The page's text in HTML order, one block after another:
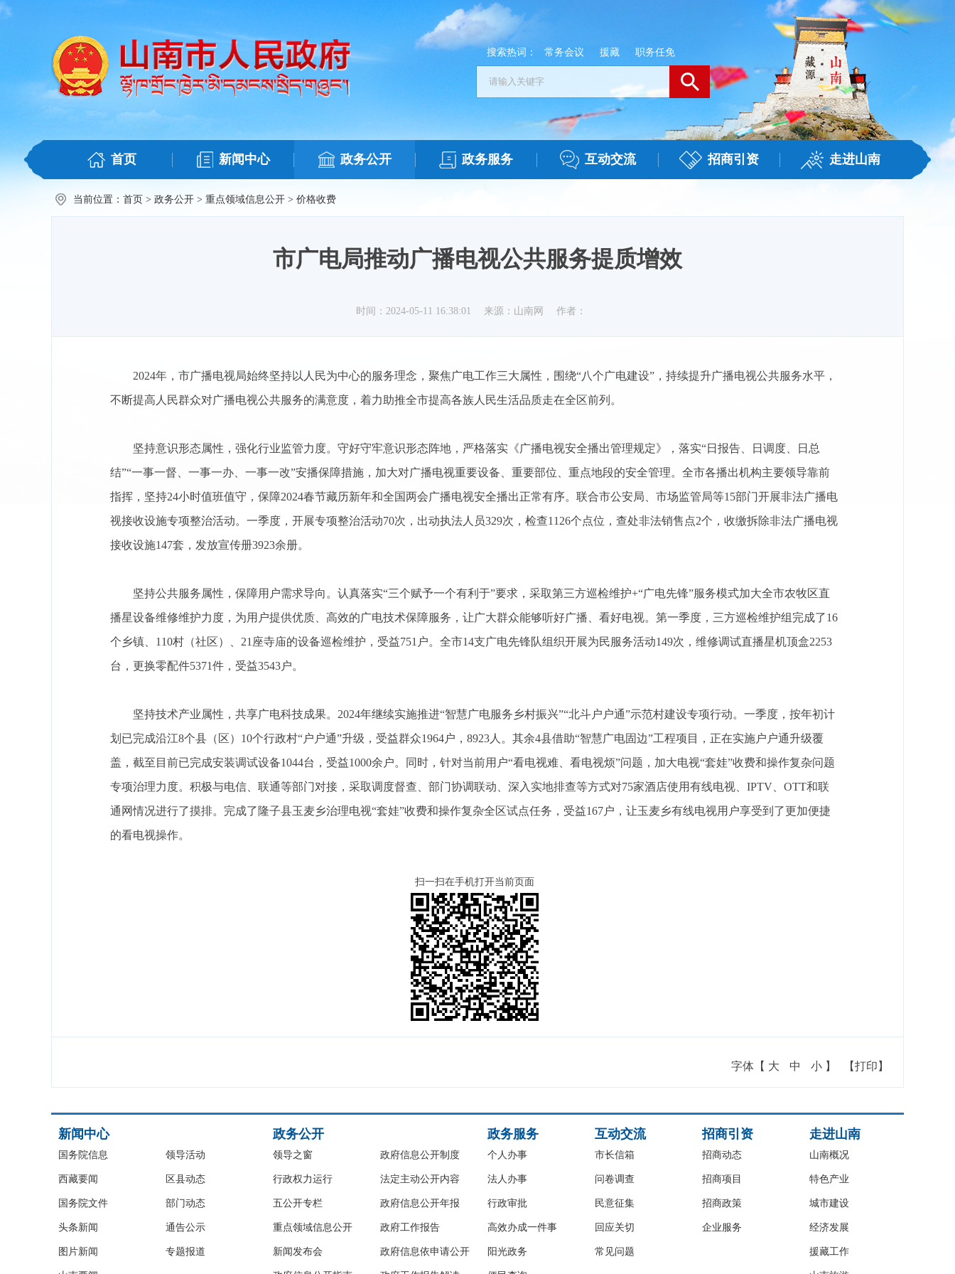
搜索热词： 常务会议 援藏 职务任免
首页 新闻中心 政务公开 政务服务 互动交流 招商引资 走进山南
当前位置： 首页 > 政务公开 > 重点领域信息公开 > 价格收费
市广电局推动广播电视公共服务提质增效
时间：2024-05-11 16:38:01 来源：山南网 作者：
2024年，市广播电视局始终坚持以人民为中心的服务理念，聚焦广电工作三大属性，围绕“八个广电建设”，持续提升广播电视公共服务水平，
不断提高人民群众对广播电视公共服务的满意度，着力助推全市提高各族人民生活品质走在全区前列。
坚持意识形态属性，强化行业监管力度。守好守牢意识形态阵地，严格落实《广播电视安全播出管理规定》，落实“日报告、日调度、日总
结”“一事一督、一事一办、一事一改”安播保障措施，加大对广播电视重要设备、重要部位、重点地段的安全管理。全市各播出机构主要领导靠前
指挥，坚持24小时值班值守，保障2024春节藏历新年和全国两会广播电视安全播出正常有序。联合市公安局、市场监管局等15部门开展非法广播电
视接收设施专项整治活动。一季度，开展专项整治活动70次，出动执法人员329次，检查1126个点位，查处非法销售点2个，收缴拆除非法广播电视
接收设施147套，发放宣传册3923余册。
坚持公共服务属性，保障用户需求导向。认真落实“三个赋予一个有利于”要求，采取第三方巡检维护+“广电先锋”服务模式加大全市农牧区直
播星设备维修维护力度，为用户提供优质、高效的广电技术保障服务，让广大群众能够听好广播、看好电视。第一季度，三方巡检维护组完成了16
个乡镇、110村（社区）、21座寺庙的设备巡检维护，受益751户。全市14支广电先锋队组织开展为民服务活动149次，维修调试直播星机顶盒2253
台，更换零配件5371件，受益3543户。
坚持技术产业属性，共享广电科技成果。2024年继续实施推进“智慧广电服务乡村振兴”“北斗户户通”示范村建设专项行动。一季度，按年初计
划已完成沿江8个县（区）10个行政村“户户通”升级，受益群众1964户，8923人。其余4县借助“智慧广电固边”工程项目，正在实施户户通升级覆
盖，截至目前已完成安装调试设备1044台，受益1000余户。同时，针对当前用户“看电视难、看电视烦”问题，加大电视“套娃”收费和操作复杂问题
专项治理力度。积极与电信、联通等部门对接，采取调度督查、部门协调联动、深入实地排查等方式对75家酒店使用有线电视、IPTV、OTT和联
通网情况进行了摸排。完成了隆子县玉麦乡治理电视“套娃”收费和操作复杂全区试点任务，受益167户，让玉麦乡有线电视用户享受到了更加便捷
的看电视操作。
扫一扫在手机打开当前页面
字体【 大 中 小 】 【打印】
新闻中心
国务院信息
西藏要闻
国务院文件
头条新闻
图片新闻
领导活动
区县动态
部门动态
通告公示
专题报道
政务公开
领导之窗
行政权力运行
五公开专栏
重点领域信息公开
新闻发布会
政府信息公开制度
法定主动公开内容
政府信息公开年报
政府工作报告
政府信息依申请公开
政务服务
个人办事
法人办事
行政审批
高效办成一件事
阳光政务
互动交流
市长信箱
问卷调查
民意征集
回应关切
常见问题
招商引资
招商动态
招商项目
招商政策
企业服务
走进山南
山南概况
特色产业
城市建设
经济发展
援藏工作